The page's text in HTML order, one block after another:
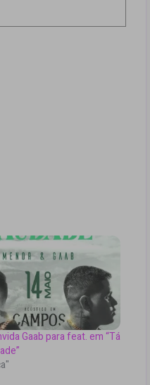
Gaab para feat. em “Tá